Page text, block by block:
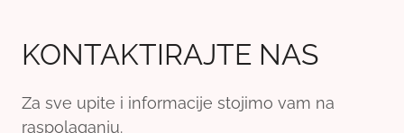
KONTAKTIRAJTE NAS
Za sve upite i informacije stojimo vam na
raspolaganju.